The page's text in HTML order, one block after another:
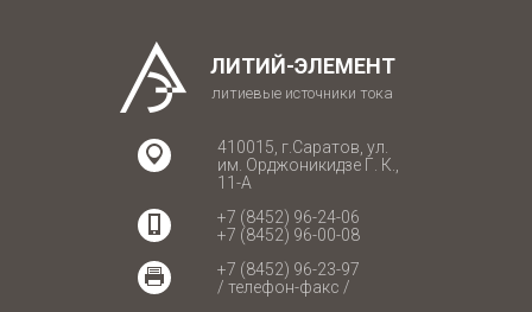
ЛИТИЙ-ЭЛЕМЕНТ
литиевые источники тока
410015, г.Саратов, ул.
им. Орджоникидзе Г. К.,
11-А
+7 (8452) 96-24-06
+7 (8452) 96-00-08
+7 (8452) 96-23-97
/ телефон-факс /